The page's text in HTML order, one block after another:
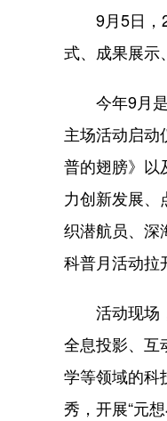
9月5日，
式、成果展示
今年9月是
主场活动启动
普的翅膀》以
力创新发展、
织潜航员、深
科普月活动拉
活动现场，
全息投影、互
学等领域的科
秀，开展“元